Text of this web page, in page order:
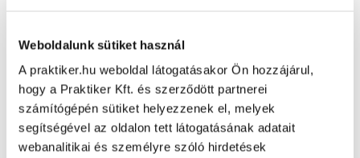
Weboldalunk sütiket használ
A praktiker.hu weboldal látogatásakor Ön hozzájárul,
hogy a Praktiker Kft. és szerződött partnerei
számítógépén sütiket helyezzenek el, melyek
segítségével az oldalon tett látogatásának adatait
webanalitikai és személyre szóló hirdetések
Oldal újratöltése